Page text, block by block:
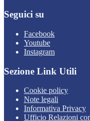
Seguici su
Facebook
Youtube
Instagram
Sezione Link Utili
Cookie policy
Note legali
Informativa Privacy
Ufficio Relazioni